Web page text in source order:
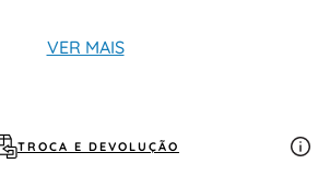
VER MAIS
TROCA E DEVOLUÇÃO